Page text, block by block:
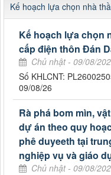
Kế hoạch lựa chọn nhà
Kế hoạch lựa chọn
cấp điện thôn Đán
Chủ nhật - 09/08/
Số KHLCNT:
09/08/26
Rà phá bom mìn,
dự án theo quy
phê duyeeth tại
nghiệp vụ và giáo
Chủ nhật - 09/08/